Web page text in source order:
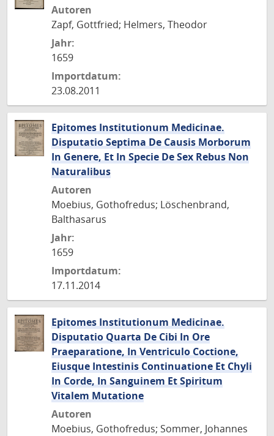
Autoren
Zapf, Gottfried; Helmers, Theodor
Jahr:
1659
Importdatum:
23.08.2011
Epitomes Institutionum Medicinae.
Disputatio Septima De Causis Morborum
In Genere, Et In Specie De Sex Rebus Non
Naturalibus
Autoren
Moebius, Gothofredus; Löschenbrand,
Balthasarus
Jahr:
1659
Importdatum:
17.11.2014
Epitomes Institutionum Medicinae.
Disputatio Quarta De Cibi In Ore
Praeparatione, In Ventriculo Coctione,
Eiusque Intestinis Continuatione Et Chyli
In Corde, In Sanguinem Et Spiritum
Vitalem Mutatione
Autoren
Moebius, Gothofredus; Sommer, Johannes